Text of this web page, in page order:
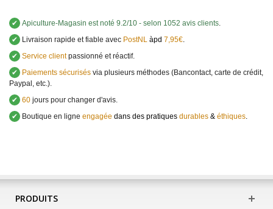
✔ Apiculture-Magasin est noté 9.2/10 - selon 1052 avis clients.
✔
Livraison rapide et fiable avec PostNL àpd 7,95€.
✔ Service clientpassionné et réactif.
✔
Paiements sécurisés via plusieurs méthodes (Bancontact, carte de crédit,
Paypal, etc.).
✔ 60 jours pour changer d'avis.
✔
Boutique en ligne engagée dans des pratiques durables & éthiques.
PRODUITS